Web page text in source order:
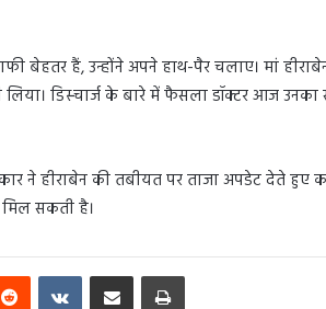
बेहतर हैं, उन्होंने अपने हाथ-पैर चलाए। मां
डिस्चार्ज के बारे में फैसला डॉक्टर आज उनका
ने हीराबेन की तबीयत पर ताजा अपडेट देते हुए
मिल सकती है।
Reddit VKontakteShare via Email Print